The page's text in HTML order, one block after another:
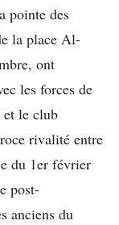
pointe des
la place Al-
ont
les forces de
et le club
rivalité entre
du 1er février
post-
anciens du